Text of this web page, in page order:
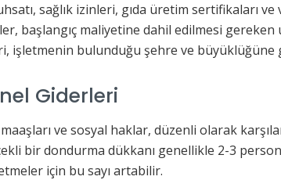
sağlık izinleri, gıda üretim sertifikaları
başlangıç maliyetine dahil edilmesi
işletmenin bulunduğu şehre ve
Giderleri
ve sosyal haklar, düzenli olarak
bir dondurma dükkanı genellikle 2-3
için bu sayı artabilir.